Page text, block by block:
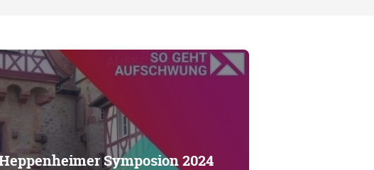
Symposion 2024